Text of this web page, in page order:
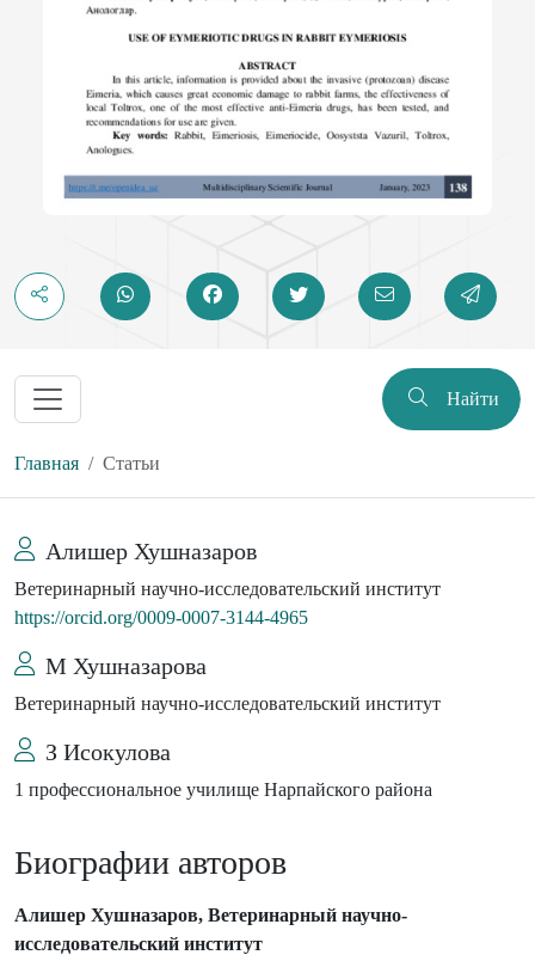
Найти
Главная Статьи
Алишер Хушназаров
Ветеринарный научно-исследовательский институт
https://orcid.org/0009-0007-3144-4965
М Хушназарова
Ветеринарный научно-исследовательский институт
З Исокулова
1 профессиональное училище Нарпайского района
Биографии авторов
Алишер Хушназаров, Ветеринарный научно-
исследовательский институт